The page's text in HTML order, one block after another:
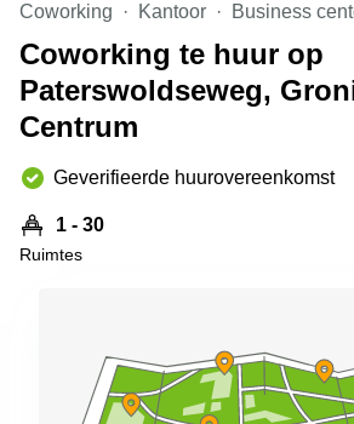
in Arnhem
Coworking
space
Hilversum
Coworking
Zwolle
Coworking
Hengelo
Coworking Kantoor Business
Coworking te huur op
Paterswoldseweg,
Centrum
Geverifieerde huurovereenkomst
1 - 30
Ruimtes